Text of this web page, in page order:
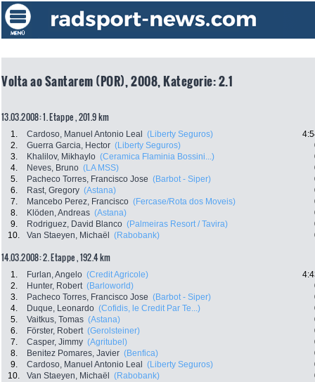
Volta ao Santarem (POR), 2008, Kategorie: 2.1
13.03.2008: 1. Etappe , 201.9 km
1. Cardoso, Manuel Antonio Leal (Liberty Seguros)
2.
Guerra Garcia, Hector (Liberty Seguros)
3.
Khalilov, Mikhaylo (Ceramica Flaminia Bossini...)
4.
Neves, Bruno (LA MSS)
5.
Pacheco Torres, Francisco Jose (Barbot - Siper)
6.
Rast, Gregory (Astana)
7.
Mancebo Perez, Francisco (Fercase/Rota dos Moveis)
8.
Klöden, Andreas (Astana)
9.
Rodriguez, David Blanco (Palmeiras Resort / Tavira)
10.
Van Staeyen, Michaël (Rabobank)
14.03.2008: 2. Etappe , 192.4 km
1. Furlan, Angelo (Credit Agricole)
2.
Hunter, Robert (Barloworld)
3.
Pacheco Torres, Francisco Jose (Barbot - Siper)
4.
Duque, Leonardo (Cofidis, le Credit Par Te...)
5.
Vaitkus, Tomas (Astana)
6.
Förster, Robert (Gerolsteiner)
7.
Casper, Jimmy (Agritubel)
8.
Benitez Pomares, Javier (Benfica)
9.
Cardoso, Manuel Antonio Leal (Liberty Seguros)
10.
Van Staeyen, Michaël (Rabobank)